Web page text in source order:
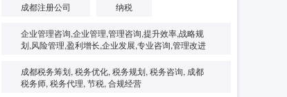
成都注册公司 纳税
企业管理咨询,企业管理,管理咨询,提升效率,战略规
划,风险管理,盈利增长,企业发展,专业咨询,管理改进
成都税务筹划, 税务优化, 税务规划, 税务咨询, 成都
税务师, 税务代理, 节税, 合规经营